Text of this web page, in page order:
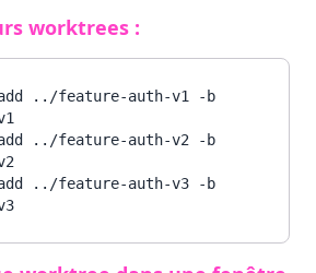
worktrees :
../feature-auth-v1 -b
../feature-auth-v2 -b
../feature-auth-v3 -b